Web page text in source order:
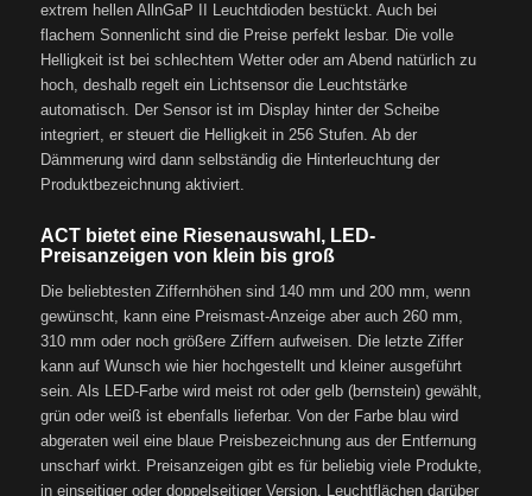
extrem hellen AllnGaP II Leuchtdioden bestückt. Auch bei
flachem Sonnenlicht sind die Preise perfekt lesbar. Die volle
Helligkeit ist bei schlechtem Wetter oder am Abend natürlich zu
hoch, deshalb regelt ein Lichtsensor die Leuchtstärke
automatisch. Der Sensor ist im Display hinter der Scheibe
integriert, er steuert die Helligkeit in 256 Stufen. Ab der
Dämmerung wird dann selbständig die Hinterleuchtung der
Produktbezeichnung aktiviert.
ACT bietet eine Riesenauswahl, LED-
Preisanzeigen von klein bis groß
Die beliebtesten Ziffernhöhen sind 140 mm und 200 mm, wenn
gewünscht, kann eine Preismast-Anzeige aber auch 260 mm,
310 mm oder noch größere Ziffern aufweisen. Die letzte Ziffer
kann auf Wunsch wie hier hochgestellt und kleiner ausgeführt
sein. Als LED-Farbe wird meist rot oder gelb (bernstein) gewählt,
grün oder weiß ist ebenfalls lieferbar. Von der Farbe blau wird
abgeraten weil eine blaue Preisbezeichnung aus der Entfernung
unscharf wirkt. Preisanzeigen gibt es für beliebig viele Produkte,
in einseitiger oder doppelseitiger Version. Leuchtflächen darüber